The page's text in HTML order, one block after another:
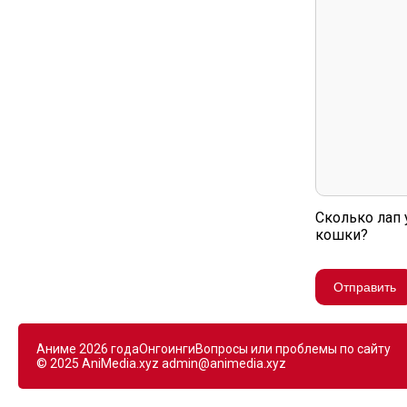
Сколько лап
кошки?
Отправить
Аниме 2026 годаОнгоингиВопросы или проблемы по сайту
© 2025 AniMedia.xyz admin@animedia.xyz